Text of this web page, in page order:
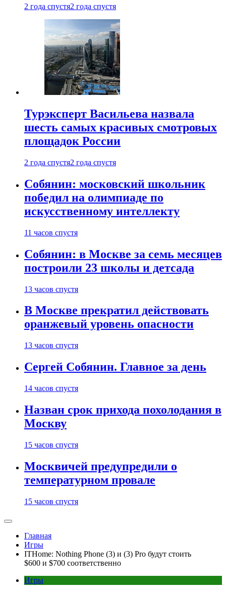
2 года спустя2 года спустя
Турэксперт Васильева назвала
шесть самых красивых смотровых
площадок России
2 года спустя2 года спустя
Собянин: московский школьник
победил на олимпиаде по
искусственному интеллекту
11 часов спустя
Собянин: в Москве за семь месяцев
построили 23 школы и детсада
13 часов спустя
В Москве прекратил действовать
оранжевый уровень опасности
13 часов спустя
Сергей Собянин. Главное за день
14 часов спустя
Назван срок прихода похолодания в
Москву
15 часов спустя
Москвичей предупредили о
температурном провале
15 часов спустя
Главная
Игры
ITHome: Nothing Phone (3) и (3) Pro будут стоить
$600 и $700 соответственно
Игры